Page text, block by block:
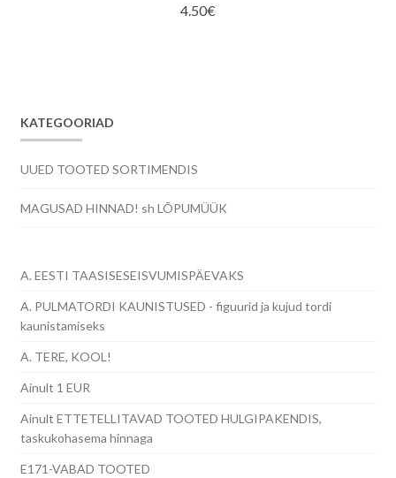
4.50€
KATEGOORIAD
UUED TOOTED SORTIMENDIS
MAGUSAD HINNAD! sh LÕPUMÜÜK
A. EESTI TAASISESEISVUMISPÄEVAKS
A. PULMATORDI KAUNISTUSED - figuurid ja kujud tordi
kaunistamiseks
A. TERE, KOOL!
Ainult 1 EUR
Ainult ETTETELLITAVAD TOOTED HULGIPAKENDIS,
taskukohasema hinnaga
E171-VABAD TOOTED